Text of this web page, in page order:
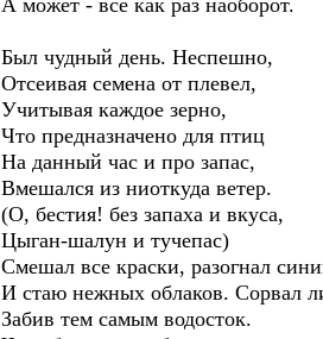
А может - всё как раз наоборот.
Был чудный день. Неспешно,
Отсеивая семена от плевел,
Учитывая каждое зерно,
Что предназначено для птиц
На данный час и про запас,
Вмешался из ниоткуда ветер.
(О, бестия! без запаха и вкуса,
Цыган-шалун и тучепас)
Смешал все краски, разогнал
И стаю нежных облаков. Сорвал
Забив тем самым водосток.